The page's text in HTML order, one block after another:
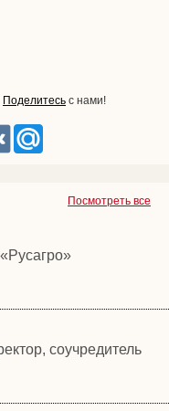
Поделитесь с нами!
Посмотреть все
соучредитель